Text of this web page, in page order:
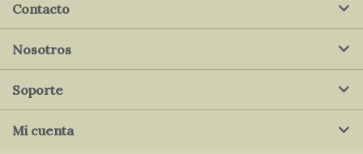
Contacto
Nosotros
Soporte
Mi cuenta